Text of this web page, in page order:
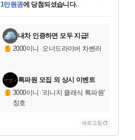
교환.
당첨되셨습니다.
당첨되셨습니다.
당첨되셨습니다.
1만원권에 당첨되셨습니다.
당첨되셨습니다.
당첨되셨습니다.
당첨되셨습니다.
당첨되셨습니다.
에디션 (스팀코드)를 교환.
당첨되셨습니다.
내차 인증하면 모두 지급!
2000이니 · 오너드라이버 차벤러
특파원 모집 외 상시 이벤트
3000이니 ·'리니지 클래식 특파원'
칭호
새로고침